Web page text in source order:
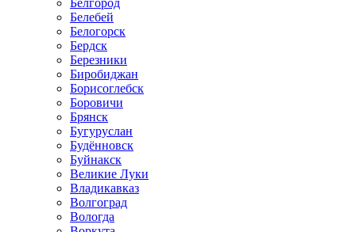
Белгород
Белебей
Белогорск
Бердск
Березники
Биробиджан
Борисоглебск
Боровичи
Брянск
Бугуруслан
Будённовск
Буйнакск
Великие Луки
Владикавказ
Волгоград
Вологда